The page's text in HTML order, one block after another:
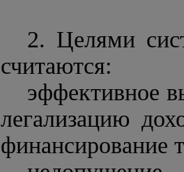
2. Целями
считаются:
эффективное
легализацию
финансирование